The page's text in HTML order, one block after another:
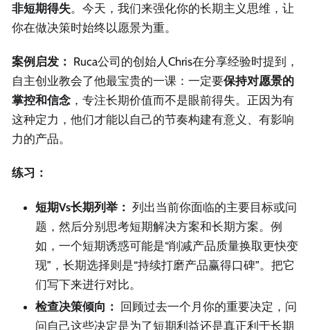
非短期得失。今天，我们来强化你的长期主义思维，让
你在做决策时始终以愿景为重。
案例启发： Ruca公司的创始人Chris在分享经验时提到，
自主创业教会了他最宝贵的一课：一定要保持对愿景的
掌控和信念 ，专注长期价值而不是眼前得失。正因为有
这种定力，他们才能以自己的节奏构建有意义、有影响
力的产品。
练习：
短期Vs长期列举： 列出当前你面临的主要目标或问
题，然后分别思考短期解决方案和长期方案。例
如，一个短期诱惑可能是“削减产品质量换取更快变
现”，长期选择则是“持续打磨产品赢得口碑”。把它
们写下来进行对比。
检查决策倾向： 回顾过去一个月你的重要决定，问
问自己这些决定是为了短期利益还是真正利于长期